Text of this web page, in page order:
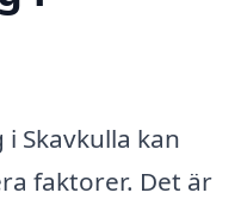
Skavkulla kan
faktorer. Det är